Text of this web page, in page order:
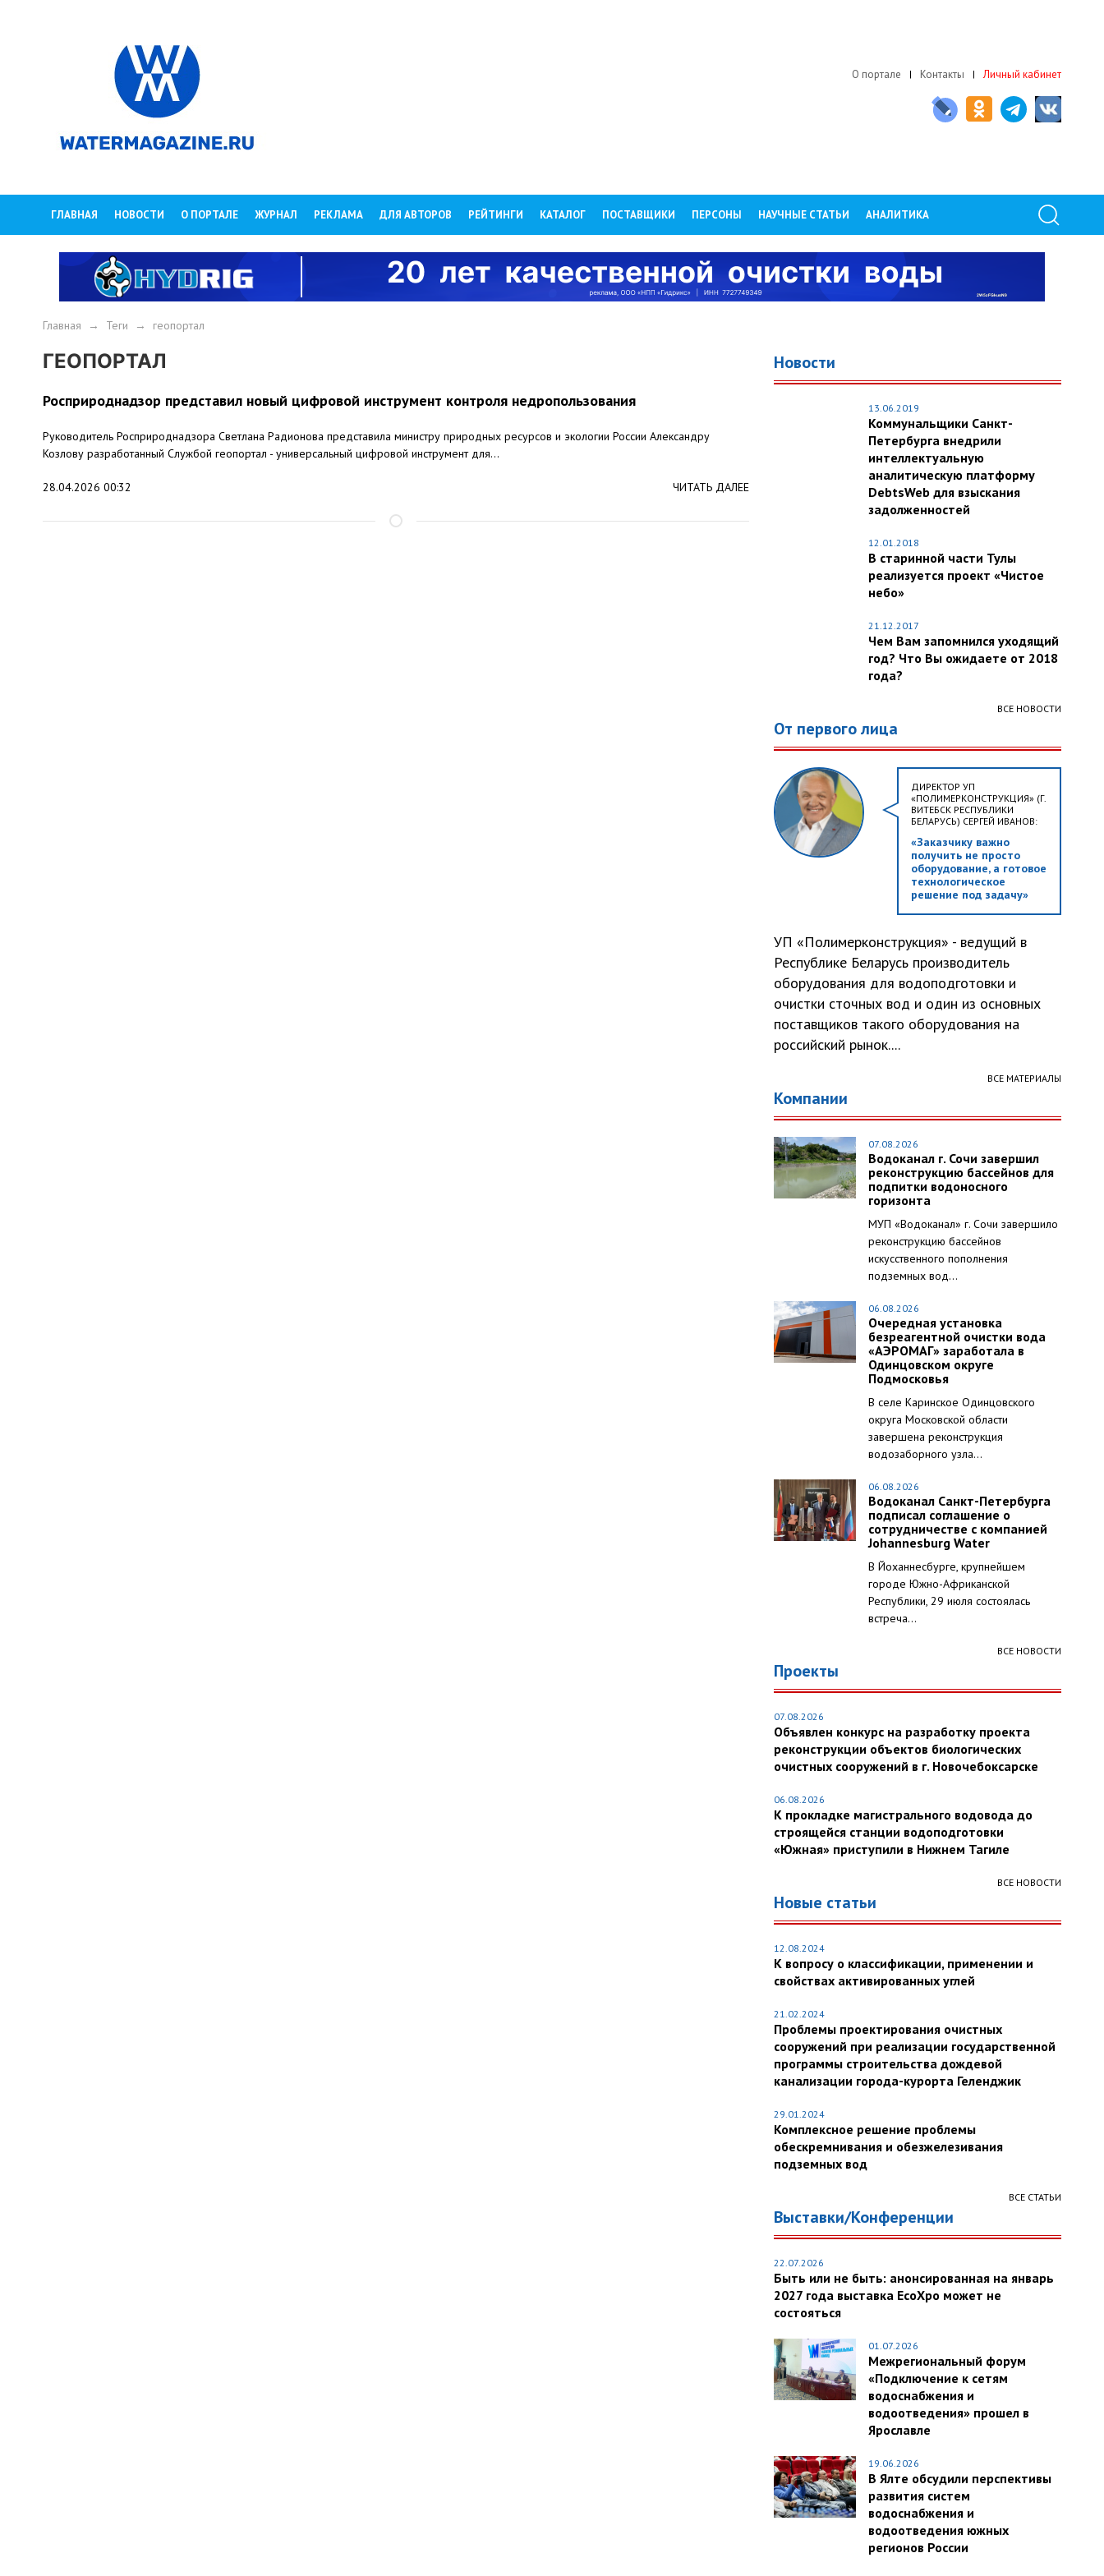
О портале Контакты Личный кабинет
ГЛАВНАЯ НОВОСТИ О ПОРТАЛЕ ЖУРНАЛ РЕКЛАМА ДЛЯ АВТОРОВ РЕЙТИНГИ КАТАЛОГ ПОСТАВЩИКИ ПЕРСОНЫ НАУЧНЫЕ СТАТЬИ АНАЛИТИКА
Главная → Теги → геопортал
ГЕОПОРТАЛ
Росприроднадзор представил новый цифровой инструмент контроля недропользования
Руководитель Росприроднадзора Светлана Радионова представила министру природных ресурсов и экологии России Александру
Козлову разработанный Службой геопортал - универсальный цифровой инструмент для...
28.04.2026 00:32 ЧИТАТЬ ДАЛЕЕ
Новости
13.06.2019
Коммунальщики Санкт-
Петербурга внедрили
интеллектуальную
аналитическую платформу
DebtsWeb для взыскания
задолженностей
12.01.2018
В старинной части Тулы
реализуется проект «Чистое
небо»
21.12.2017
Чем Вам запомнился уходящий
год? Что Вы ожидаете от 2018
года?
ВСЕ НОВОСТИ
От первого лица
ДИРЕКТОР УП
«ПОЛИМЕРКОНСТРУКЦИЯ» (Г.
ВИТЕБСК РЕСПУБЛИКИ
БЕЛАРУСЬ) СЕРГЕЙ ИВАНОВ:
«Заказчику важно
получить не просто
оборудование, а готовое
технологическое
решение под задачу»
УП «Полимерконструкция» - ведущий в
Республике Беларусь производитель
оборудования для водоподготовки и
очистки сточных вод и один из основных
поставщиков такого оборудования на
российский рынок....
ВСЕ МАТЕРИАЛЫ
Компании
07.08.2026
Водоканал г. Сочи завершил
реконструкцию бассейнов для
подпитки водоносного
горизонта
МУП «Водоканал» г. Сочи завершило
реконструкцию бассейнов
искусственного пополнения
подземных вод...
06.08.2026
Очередная установка
безреагентной очистки вода
«АЭРОМАГ» заработала в
Одинцовском округе
Подмосковья
В селе Каринское Одинцовского
округа Московской области
завершена реконструкция
водозаборного узла...
06.08.2026
Водоканал Санкт-Петербурга
подписал соглашение о
сотрудничестве с компанией
Johannesburg Water
В Йоханнесбурге, крупнейшем
городе Южно-Африканской
Республики, 29 июля состоялась
встреча...
ВСЕ НОВОСТИ
Проекты
07.08.2026
Объявлен конкурс на разработку проекта
реконструкции объектов биологических
очистных сооружений в г. Новочебоксарске
06.08.2026
К прокладке магистрального водовода до
строящейся станции водоподготовки
«Южная» приступили в Нижнем Тагиле
ВСЕ НОВОСТИ
Новые статьи
12.08.2024
К вопросу о классификации, применении и
свойствах активированных углей
21.02.2024
Проблемы проектирования очистных
сооружений при реализации государственной
программы строительства дождевой
канализации города-курорта Геленджик
29.01.2024
Комплексное решение проблемы
обескремнивания и обезжелезивания
подземных вод
ВСЕ СТАТЬИ
Выставки/Конференции
22.07.2026
Быть или не быть: анонсированная на январь
2027 года выставка EcoXpo может не
состояться
01.07.2026
Межрегиональный форум
«Подключение к сетям
водоснабжения и
водоотведения» прошел в
Ярославле
19.06.2026
В Ялте обсудили перспективы
развития систем
водоснабжения и
водоотведения южных
регионов России